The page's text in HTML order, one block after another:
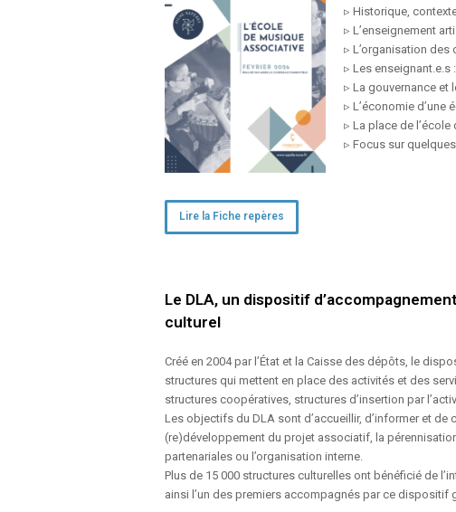
▹ Historique,
▹ L’enseignement
▹ L’organisation
▹ Les
▹ La gouvernance et
▹ L’économie d’une
▹ La place de
▹ Focus sur
Lire la Fiche repères
Le DLA, un dispositif
culturel
Créé en 2004 par l’État et la Caisse des dépôts, le
structures qui mettent en place des activités et des
structures coopératives, structures d’insertion par
Les objectifs du DLA sont d’accueillir, d’informer et
(re)développement du projet associatif, la
partenariales ou l’organisation interne.
Plus de 15 000 structures culturelles ont bénéficié de
ainsi l’un des premiers accompagnés par ce dispositif